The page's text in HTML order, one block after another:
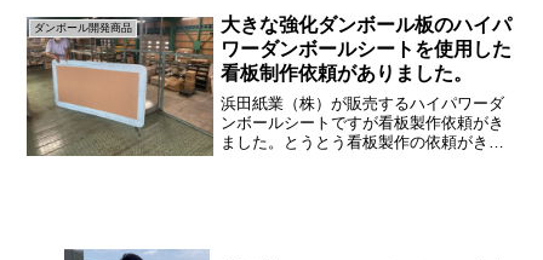
に？？簡単に説明すると、写...
ダンボール開発商品
大きな強化ダンボール板のハイパ
ワーダンボールシートを使用した
看板制作依頼がありました。
浜田紙業（株）が販売するハイパワーダ
ンボールシートですが看板製作依頼がき
ました。とうとう看板製作の依頼がきま